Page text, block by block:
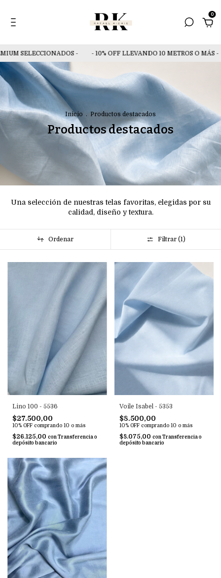
0
SELECCIONADOS - - 10% OFF LLEVANDO 10 METROS O MÁS -
Inicio . Productos destacados
Productos destacados
Una selección de nuestras telas favoritas, elegidas por su
calidad, diseño y textura.
Ordenar Filtrar (1)
Lino 100 - 5536
$27.500,00
10% OFF comprando 10 o más
$26.125,00 con Transferencia o
depósito bancario
Voile Isabel - 5353
$8.500,00
10% OFF comprando 10 o más
$8.075,00 con Transferencia o
depósito bancario